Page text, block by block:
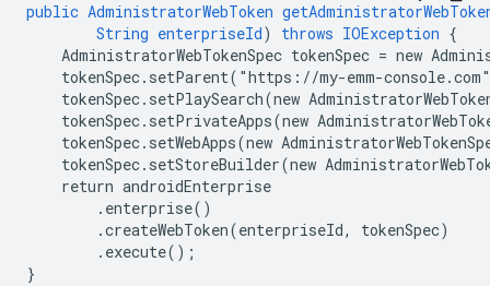
public AdministratorWebToken
String enterpriseId) throws IOException {
AdministratorWebTokenSpec tokenSpec = new
tokenSpec.setParent("https : //my-emm-console.com"
tokenSpec.setPlaySearch(new
tokenSpec.setPrivateApps(new
tokenSpec.setWebApps(new
tokenSpec.setStoreBuilder(new
return androidEnterprise
.enterprise()
.createWebToken(enterpriseId,
tokenSpec)
.execute() ;
}